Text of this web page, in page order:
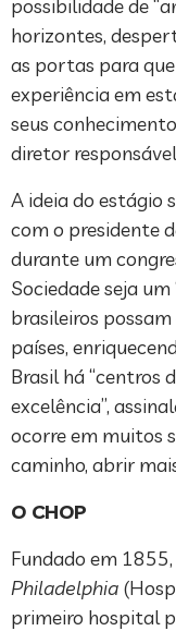
possibilidade de
horizontes,
as portas para
experiência em
seus
diretor
A ideia do estágio
com o presidente
durante um
Sociedade seja
brasileiros
países,
Brasil há “centros
excelência”,
ocorre em muitos
caminho, abrir
O CHOP
Fundado em 1855,
Philadelphia
primeiro hospital